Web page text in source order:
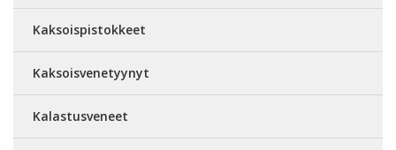
Kaksoispistokkeet
Kaksoisvenetyynyt
Kalastusveneet